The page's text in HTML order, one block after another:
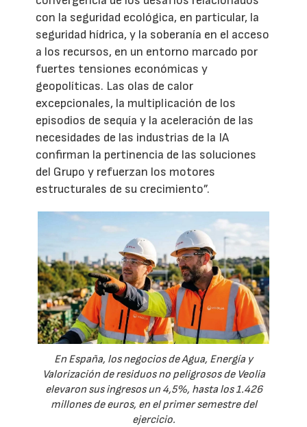
con la seguridad ecológica, en particular, la
seguridad hídrica, y la soberanía en el acceso
a los recursos, en un entorno marcado por
fuertes tensiones económicas y
geopolíticas. Las olas de calor
excepcionales, la multiplicación de los
episodios de sequía y la aceleración de las
necesidades de las industrias de la IA
confirman la pertinencia de las soluciones
del Grupo y refuerzan los motores
estructurales de su crecimiento”.
En España, los negocios de Agua, Energía y
Valorización de residuos no peligrosos de Veolia
elevaron sus ingresos un 4,5%, hasta los 1.426
millones de euros, en el primer semestre del
ejercicio.